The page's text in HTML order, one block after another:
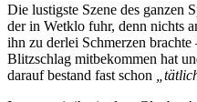
Die lustigste Szene des ganzen
der in Wetklo fuhr, denn nichts
ihn zu derlei Schmerzen brachte
Blitzschlag mitbekommen hat
darauf bestand fast schon